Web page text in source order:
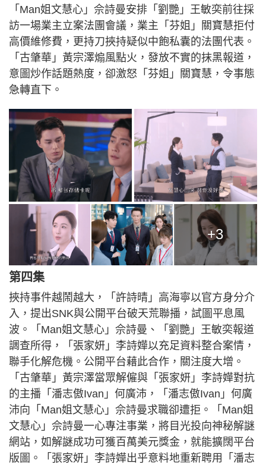
「Man姐文慧心」佘詩曼安排「劉艷」王敏奕前往採
訪一場業主立案法團會議，業主「芬姐」關寶慧拒付
高價維修費，更持刀挾持疑似中飽私囊的法團代表。
「古肇華」黃宗澤煽風點火，發放不實的抹黑報道，
意圖炒作話題熱度，卻激怒「芬姐」關寶慧，令事態
急轉直下。
+3
第四集
挾持事件越鬧越大，「許詩晴」高海寧以官方身分介
入，提出SNK與公開平台破天荒聯播，試圖平息風
波。「Man姐文慧心」佘詩曼、「劉艷」王敏奕報道
調查所得，「張家妍」李詩嬅以充足資料整合案情，
聯手化解危機。公開平台藉此合作，關注度大增。
「古肇華」黃宗澤當眾解僱與「張家妍」李詩嬅對抗
的主播「潘志傲Ivan」何廣沛，「潘志傲Ivan」何廣
沛向「Man姐文慧心」佘詩曼求職卻遭拒。「Man姐
文慧心」佘詩曼一心專注事業，將目光投向神秘解謎
網站，如解謎成功可獲百萬美元獎金，就能擴闊平台
版圖。「張家妍」李詩嬅出乎意料地重新聘用「潘志